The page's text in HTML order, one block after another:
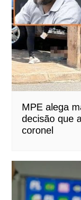
MPE alega
decisão que
coronel